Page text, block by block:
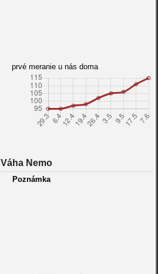
prvé meranie u nás doma
Váha Nemo
Poznámka